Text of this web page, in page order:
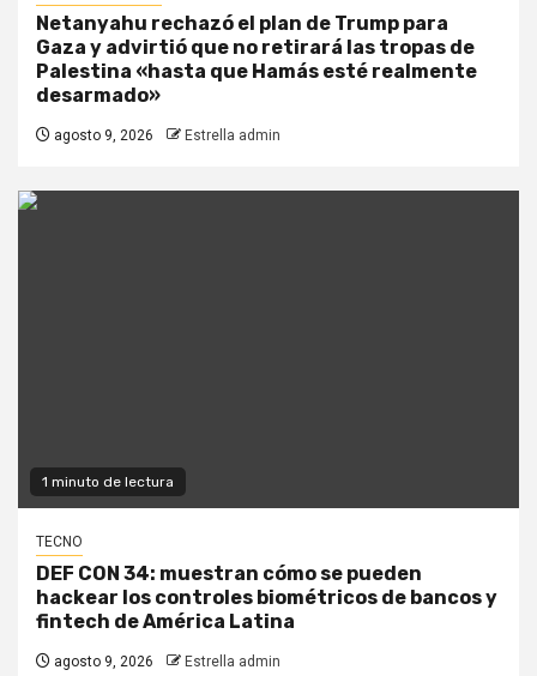
Netanyahu rechazó el plan de Trump para
Gaza y advirtió que no retirará las tropas de
Palestina «hasta que Hamás esté realmente
desarmado»
agosto 9, 2026 Estrella admin
1 minuto de lectura
TECNO
DEF CON 34: muestran cómo se pueden
hackear los controles biométricos de bancos y
fintech de América Latina
agosto 9, 2026 Estrella admin